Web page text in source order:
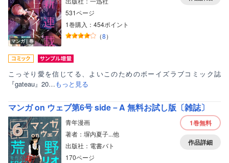
マンガ｜巻
531ページ
1巻購入：454ポイント
（8）
こっそり愛を信じてる、よいこのためのボーイズラブコミック誌
『gateau』20…もっと見る
マンガ on ウェブ第6号 side－A 無料お試し版〔雑誌〕
青年漫画
著者：塀内夏子...他
出版社：電書バト
170ページ
1巻無料
作品詳細